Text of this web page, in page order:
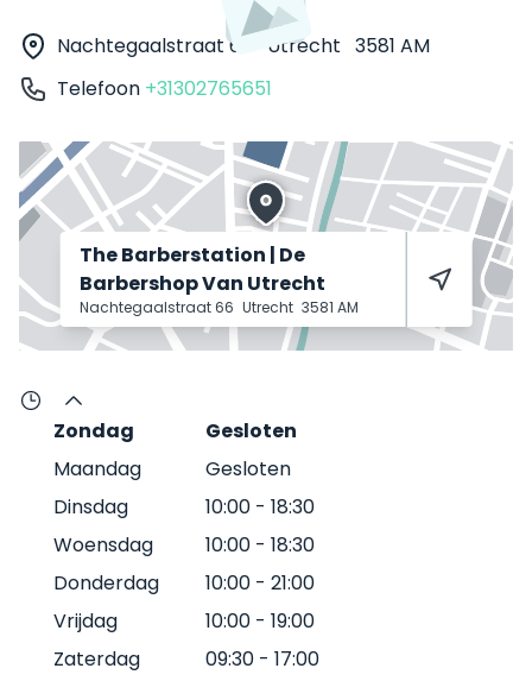
Nachtegaalstraat 66 Utrecht 3581 AM
Telefoon +31302765651
The Barberstation | De
Barbershop Van Utrecht
Nachtegaalstraat 66 Utrecht 3581 AM
Zondag
Gesloten
Maandag
Gesloten
Dinsdag
10:00 - 18:30
Woensdag
10:00 - 18:30
Donderdag
10:00 - 21:00
Vrijdag
10:00 - 19:00
Zaterdag
09:30 - 17:00